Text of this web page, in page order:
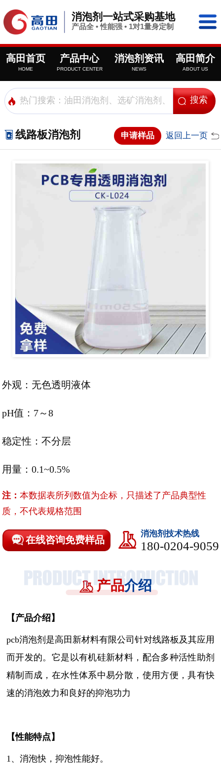
消泡剂一站式采购基地
产品全 • 性能强 • 1对1量身定制
高田首页
HOME
产品中心
PRODUCT CENTER
消泡剂资讯
NEWS
高田简介
ABOUT US
线路板消泡剂 申请样品 返回上一页
外观：无色透明液体
pH值：7～8
稳定性：不分层
用量：0.1~0.5%
注：本数据表所列数值为企标，只描述了产品典型性
质，不代表规格范围
在线咨询免费样品
消泡剂技术热线
180-0204-9059
产品介绍
【产品介绍】
pcb消泡剂是高田新材料有限公司针对线路板及其应用
而开发的。它是以有机硅新材料，配合多种活性助剂
精制而成，在水性体系中易分散，使用方便，具有快
速的消泡效力和良好的抑泡功力
【性能特点】
1、消泡快，抑泡性能好。